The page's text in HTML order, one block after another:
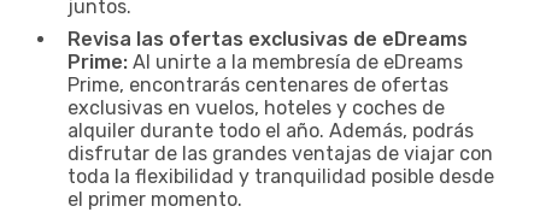
juntos.
Revisa las ofertas exclusivas de eDreams
Prime: Al unirte a la membresía de eDreams
Prime, encontrarás centenares de ofertas
exclusivas en vuelos, hoteles y coches de
alquiler durante todo el año. Además, podrás
disfrutar de las grandes ventajas de viajar con
toda la flexibilidad y tranquilidad posible desde
el primer momento.